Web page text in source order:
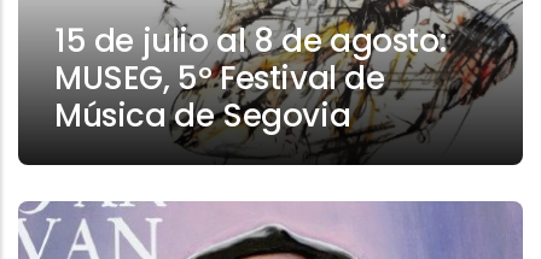
15 de julio al 8 de agosto:
MUSEG, 5º Festival de
Música de Segovia